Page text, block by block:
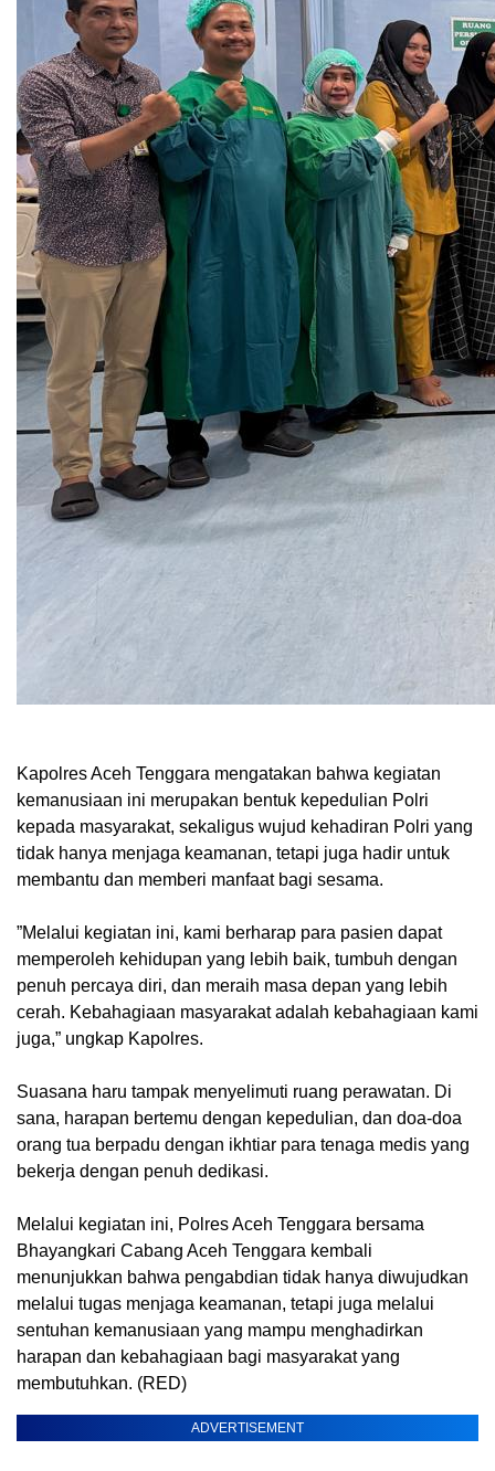
‎Kapolres Aceh Tenggara mengatakan bahwa kegiatan
kemanusiaan ini merupakan bentuk kepedulian Polri
kepada masyarakat, sekaligus wujud kehadiran Polri yang
tidak hanya menjaga keamanan, tetapi juga hadir untuk
membantu dan memberi manfaat bagi sesama.
‎”Melalui kegiatan ini, kami berharap para pasien dapat
memperoleh kehidupan yang lebih baik, tumbuh dengan
penuh percaya diri, dan meraih masa depan yang lebih
cerah. Kebahagiaan masyarakat adalah kebahagiaan kami
juga,” ungkap Kapolres.
‎Suasana haru tampak menyelimuti ruang perawatan. Di
sana, harapan bertemu dengan kepedulian, dan doa-doa
orang tua berpadu dengan ikhtiar para tenaga medis yang
bekerja dengan penuh dedikasi.
‎‎Melalui kegiatan ini, Polres Aceh Tenggara bersama
Bhayangkari Cabang Aceh Tenggara kembali
menunjukkan bahwa pengabdian tidak hanya diwujudkan
melalui tugas menjaga keamanan, tetapi juga melalui
sentuhan kemanusiaan yang mampu menghadirkan
harapan dan kebahagiaan bagi masyarakat yang
membutuhkan. (RED)
ADVERTISEMENT